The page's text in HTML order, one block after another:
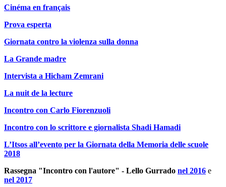
Cinéma en français
Prova esperta
Giornata contro la violenza sulla donna
La Grande madre
Intervista a Hicham Zemrani
La nuit de la lecture
Incontro con Carlo Fiorenzuoli
Incontro con lo scrittore e giornalista Shadi Hamadi
L’Itsos all’evento per la Giornata della Memoria delle scuole
2018
Rassegna "Incontro con l'autore" - Lello Gurrado nel 2016 e
nel 2017